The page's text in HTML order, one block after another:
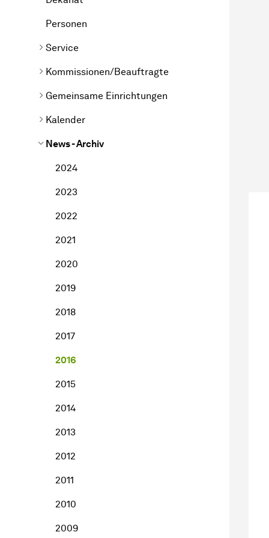
Personen
Service
Kommissionen/Beauftragte
Gemeinsame Einrichtungen
Kalender
News - Archiv
2024
2023
2022
2021
2020
2019
2018
2017
2016
2015
2014
2013
2012
2011
2010
2009